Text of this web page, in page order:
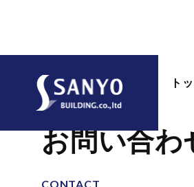
ト
お問い合わ
CONTACT